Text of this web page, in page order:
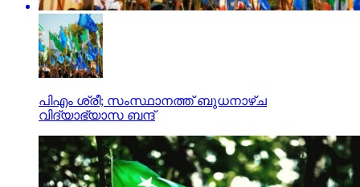
പിഎം ശ്രീ; സംസ്ഥാനത്ത് ബുധനാഴ്ച
വിദ്യാഭ്യാസ ബന്ദ്